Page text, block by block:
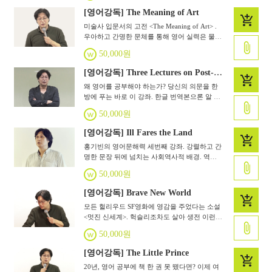
집니다.
[영어강독] The Meaning of Art
미술사 입문서의 고전 <The Meaning of Art> .
우아하고 간명한 문체를 통해 영어 실력은 물
론, 허세없는 교양까지 늘립니다. 미술을 사랑
한다면 예술에 관심있다면 한번쯤 도전해야 할
텍스트입니다.
50,000원
[영어강독] Three Lectures on Post-industrial Society
왜 영어를 공부해야 하는가? 당신의 의문을 한
방에 푸는 바로 이 강좌. 한글 번역본으론 알 수
없었던 내용들이 쉽게 이해됩니다. 영어를 공부
하는 가장 쉬운 방법. 경제상식과 교양이 느는
건 덤입니다.
50,000원
[영어강독] Ill Fares the Land
홍기빈의 영어문해력 세번째 강좌. 강렬하고 간
명한 문장 뒤에 넘치는 사회역사적 배경. 역사
학자 토니쥬트의 문장을 통해 영어독해의 즐거
움과 사회복지에 대해 이해하는 즐거운 시간.
50,000원
[영어강독] Brave New World
모든 헐리우드 SF영화에 영감을 주었다는 소설
<멋진 신세계>. 헉슬리조차도 살아 생전 이런
디스토피아가 올지 몰랐다고 합니다. 경제학자
홍기빈과 함께 하는 원작의 생생한 감동.
50,000원
[영어강독] The Little Prince
20년, 영어 공부에 책 한 권 못 뗐다면? 이제 여